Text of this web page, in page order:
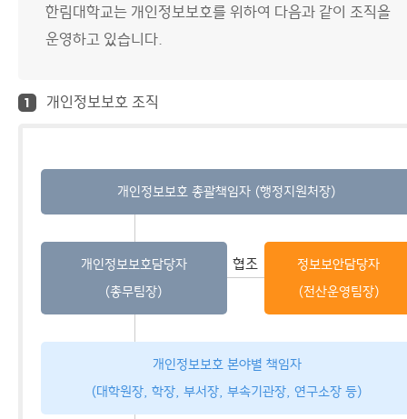
한림대학교는 개인정보보호를 위하여 다음과 같이 조직을
운영하고 있습니다.
1 개인정보보호 조직
개인정보보호 총괄책임자 (행정지원처장)
개인정보보호담당자
(총무팀장)
협조
정보보안담당자
(전산운영팀장)
개인정보보호 본야별 책임자
(대학원장, 학장, 부서장, 부속기관장, 연구소장 등)